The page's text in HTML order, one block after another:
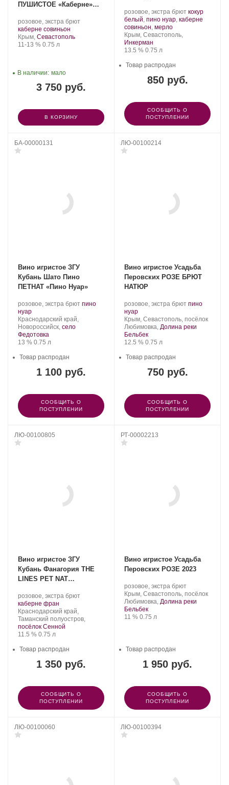
ПУШИСТОЕ «Каберне»
Производитель:
Hills
and
Rocks.
розовое, экстра брют.
каберне совиньон
Регион:
Крым, Севастополь
Крепость
11-13 %. Объем
0.75 л
3 750 руб.
В наличии: мало
В КОРЗИНУ
Производитель:
Инкерман.
розовое, экстра брют .
Сорт
кокур
белый, пино нуар, каберне
совиньон, мерло.
Регион:
Крым, Севастополь,
Инкерман
Крепость
13.5 %. Объем
0.75 л
850 руб.
Товар распродан
СООБЩИТЬ О
ПОСТУПЛЕНИИ
БА-00000131
Вино игристое ЗГУ
Кубань Шато Пино
ПЕТНАТ «Пино Нуар»
Производитель:
Шато
Пино.
розовое, экстра брют .пино
нуар.
Регион:
Краснодарский край,
Новороссийск, село
Федотовка
Крепость
13 %. Объем
0.75 л
1 100 руб.
Товар распродан
СООБЩИТЬ О
ПОСТУПЛЕНИИ
ЛЮ-00100214
Вино игристое Усадьба
Перовских РОЗЕ БРЮТ
НАТЮР
Производитель:
Усадьба
Перовских.
розовое, экстра брют .
винограда:
пино
нуар.
Регион:
Крым, Севастополь, посёлок
Любимовка, Долина реки
Бельбек
Крепость
12.5 %. Объем
0.75 л
750 руб.
Товар распродан
СООБЩИТЬ О
ПОСТУПЛЕНИИ
ЛЮ-00100805
Вино игристое ЗГУ
Кубань Фанагория THE
LINES PET NAT
Производитель:
Фанагория.
розовое, экстра брют.
каберне фран
Регион:
Краснодарский край,
Таманский полуостров,
посёлок Сенной
Крепость
11.5 %. Объем
0.75 л
1 350 руб.
Товар распродан
СООБЩИТЬ О
ПОСТУПЛЕНИИ
РТ-00002213
Вино игристое Усадьба
Перовских РОЗЕ 2023
Производитель:
Усадьба
Перовских.
розовое, экстра брют.
Регион:
Крым, Севастополь, посёлок
Любимовка, Долина реки
Бельбек
Крепость
11 %. Объем
0.75 л
1 950 руб.
Товар распродан
СООБЩИТЬ О
ПОСТУПЛЕНИИ
ЛЮ-00100060 ЛЮ-00100394